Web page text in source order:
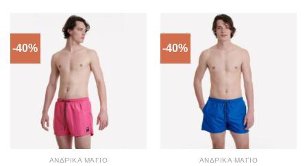
-40%
ΑΝΔΡΙΚΆ ΜΑΓΙΌ
-40%
ΑΝΔΡΙΚΆ ΜΑΓΙΌ